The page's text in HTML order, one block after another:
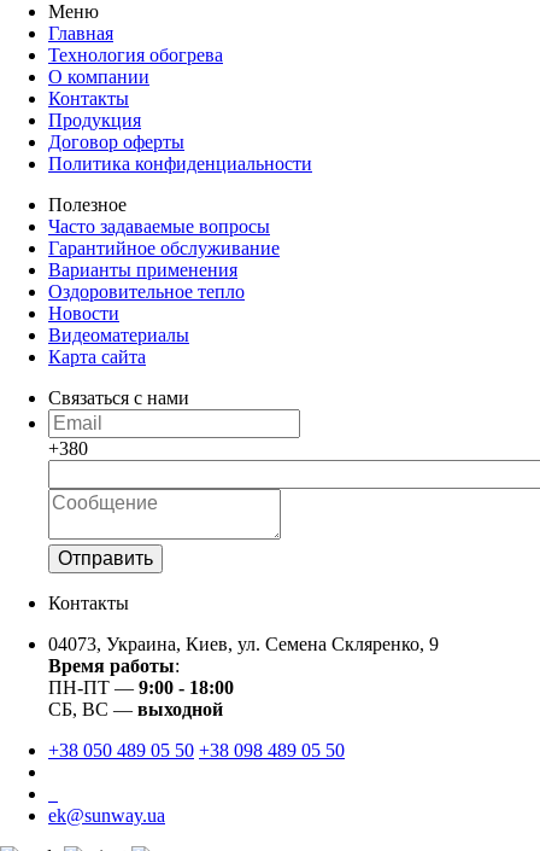
Меню
Главная
Технология обогрева
О компании
Контакты
Продукция
Договор оферты
Политика конфиденциальности
Полезное
Часто задаваемые вопросы
Гарантийное обслуживание
Варианты применения
Оздоровительное тепло
Новости
Видеоматериалы
Карта сайта
Связаться с нами
+380
Отправить
Контакты
04073, Украина, Киев, ул. Семена Скляренко, 9
Время работы:
ПН-ПТ ― 9:00 - 18:00
СБ, ВС ― выходной
+38 050 489 05 50 +38 098 489 05 50
ek@sunway.ua